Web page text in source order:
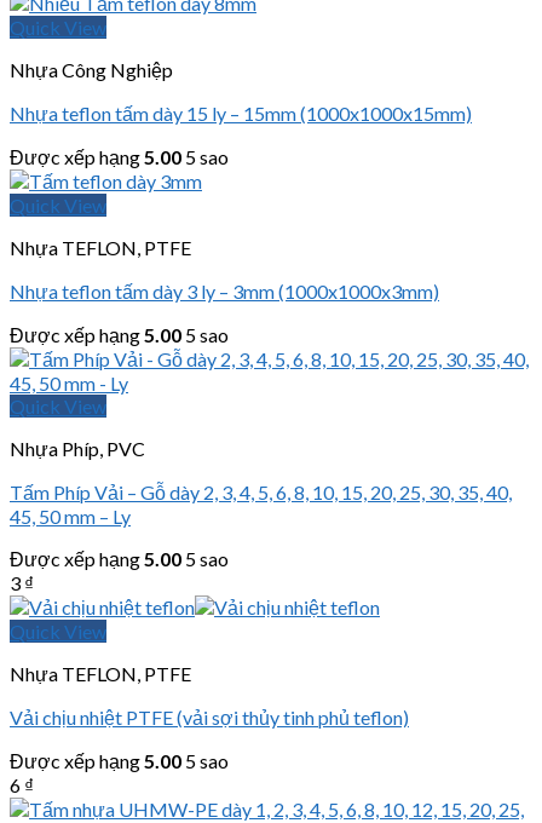
Quick View
Nhựa Công Nghiệp
Nhựa teflon tấm dày 15 ly – 15mm (1000x1000x15mm)
Được xếp hạng5.00 5 sao
Quick View
Nhựa TEFLON, PTFE
Nhựa teflon tấm dày 3 ly – 3mm (1000x1000x3mm)
Được xếp hạng5.00 5 sao
Quick View
Nhựa Phíp, PVC
Tấm Phíp Vải – Gỗ dày 2, 3, 4, 5, 6, 8, 10, 15, 20, 25, 30, 35, 40,
45, 50 mm – Ly
Được xếp hạng5.00 5 sao
3 ₫
Quick View
Nhựa TEFLON, PTFE
Vải chịu nhiệt PTFE (vải sợi thủy tinh phủ teflon)
Được xếp hạng5.00 5 sao
6 ₫